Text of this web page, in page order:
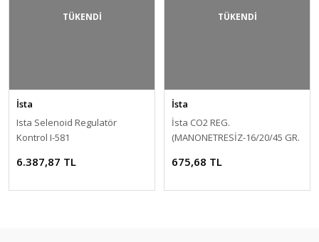
TÜKENDİ
İsta
Ista Selenoid Regulatör
Kontrol I-581
6.387,87 TL
TÜKENDİ
İsta
İsta CO2 REG.
(MANONETRESİZ-16/20/45 GR.
675,68 TL